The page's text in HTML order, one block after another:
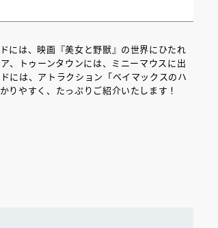
は、映画『美女と野獣』の世界にひたれ
、トゥーンタウンには、ミニーマウスに出
には、アトラクション「ベイマックスのハ
りやすく、たっぷりご紹介いたします！
サ
！
フリースクールという選択